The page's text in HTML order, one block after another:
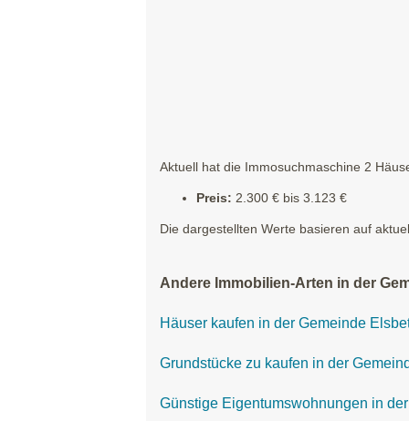
Aktuell hat die Immosuchmaschine 2
Preis: 2.300 € bis 3.123 €
Die dargestellten Werte basieren auf
Andere Immobilien-Arten in der
Häuser kaufen in der Gemeinde
Grundstücke zu kaufen in der
Günstige Eigentumswohnungen in